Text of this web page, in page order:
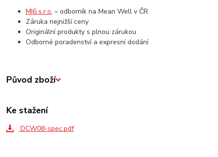
MI6 s.r.o. – odborník na Mean Well v ČR
Záruka nejnižší ceny
Originální produkty s plnou zárukou
Odborné poradenství a expresní dodání
Původ zboží
Ke stažení
DCW08-spec.pdf